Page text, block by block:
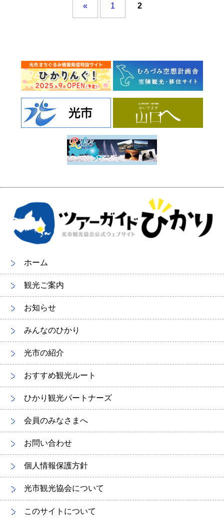
« 1 2
ホーム
観光ご案内
お知らせ
みんなのひかり
光市の紹介
おすすめ観光ルート
ひかり観光パートナーズ
会員のみなさまへ
お問い合わせ
個人情報保護方針
光市観光協会について
このサイトについて